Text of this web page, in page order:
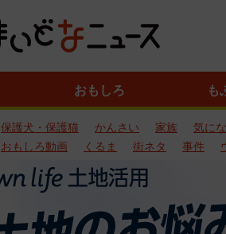
おもしろ も
保護犬・保護猫 かんさい 家族 気に
おもしろ動画
くるま 街ネタ 事件